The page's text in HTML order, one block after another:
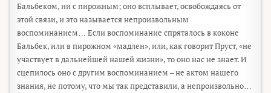
Бальбеком, ни с пирожным; оно всплывает, освобождаясь от
этой связи, и это называется непроизвольным
воспоминанием… Если воспоминание спряталось в коконе
Бальбек, или в пирожном «мадлен», или, как говорит Пруст, «не
участвует в дальнейшей нашей жизни», то оно нас не знает. И
сцепилось оно с другим воспоминанием – не актом нашего
знания, не потому, что мы так представили, а непроизвольно…